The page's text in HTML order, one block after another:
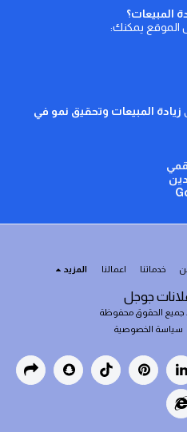
المبيعات؟
الموقع يمكنك:
زيادة المبيعات وتحقيق نمو في
جوجل
سياسة الخصوصية
خدماتنا اعمالنا المزيد